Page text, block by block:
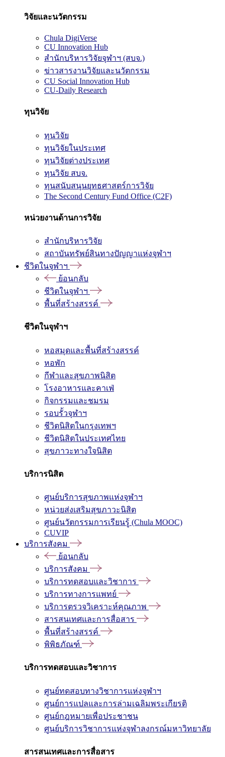
วิจัยและนวัตกรรม
Chula DigiVerse
CU Innovation Hub
สำนักบริหารวิจัยจุฬาฯ (สบจ.)
ข่าวสารงานวิจัยและนวัตกรรม
CU Social Innovation Hub
CU-Daily Research
ทุนวิจัย
ทุนวิจัย
ทุนวิจัยในประเทศ
ทุนวิจัยต่างประเทศ
ทุนวิจัย สบจ.
ทุนสนับสนุนยุทธศาสตร์การวิจัย
The Second Century Fund Office (C2F)
หน่วยงานด้านการวิจัย
สำนักบริหารวิจัย
สถาบันทรัพย์สินทางปัญญาแห่งจุฬาฯ
ชีวิตในจุฬาฯ
ย้อนกลับ
ชีวิตในจุฬาฯ
พื้นที่สร้างสรรค์
ชีวิตในจุฬาฯ
หอสมุดและพื้นที่สร้างสรรค์
หอพัก
กีฬาและสุขภาพนิสิต
โรงอาหารและคาเฟ่
กิจกรรมและชมรม
รอบรั้วจุฬาฯ
ชีวิตนิสิตในกรุงเทพฯ
ชีวิตนิสิตในประเทศไทย
สุขภาวะทางใจนิสิต
บริการนิสิต
ศูนย์บริการสุขภาพแห่งจุฬาฯ
หน่วยส่งเสริมสุขภาวะนิสิต
ศูนย์นวัตกรรมการเรียนรู้ (Chula MOOC)
CUVIP
บริการสังคม
ย้อนกลับ
บริการสังคม
บริการทดสอบและวิชาการ
บริการทางการแพทย์
บริการตรวจวิเคราะห์คุณภาพ
สารสนเทศและการสื่อสาร
พื้นที่สร้างสรรค์
พิพิธภัณฑ์
บริการทดสอบและวิชาการ
ศูนย์ทดสอบทางวิชาการแห่งจุฬาฯ
ศูนย์การแปลและการล่ามเฉลิมพระเกียรติ
ศูนย์กฎหมายเพื่อประชาชน
ศูนย์บริการวิชาการแห่งจุฬาลงกรณ์มหาวิทยาลัย
สารสนเทศและการสื่อสาร